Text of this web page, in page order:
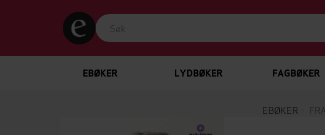
EBØKER LYDBØKER FAGBØKER
EBØKER